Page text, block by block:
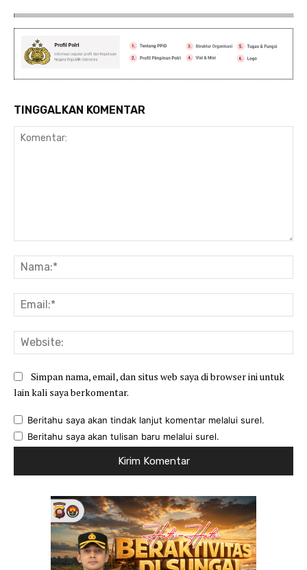
TINGGALKAN KOMENTAR
Simpan nama, email, dan situs web saya di browser ini untuk
lain kali saya berkomentar.
Beritahu saya akan tindak lanjut komentar melalui surel.
Beritahu saya akan tulisan baru melalui surel.